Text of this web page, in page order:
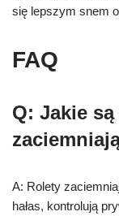
się lepszym snem
FAQ
Q: Jakie
A: Rolety
hałas, kontrolują